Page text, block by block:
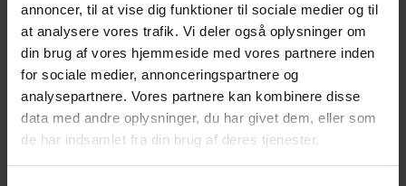
annoncer, til at vise dig funktioner til sociale medier og til
at analysere vores trafik. Vi deler også oplysninger om
din brug af vores hjemmeside med vores partnere inden
for sociale medier, annonceringspartnere og
analysepartnere. Vores partnere kan kombinere disse
data med andre oplysninger, du har givet dem, eller som
de har indsamlet fra din brug af deres tjenester.
flere selskaber til et
selskab (ophør)
X
Sammenlægning af to eller
flere selskabers
aktiviteter til et drift i et
selskab
X